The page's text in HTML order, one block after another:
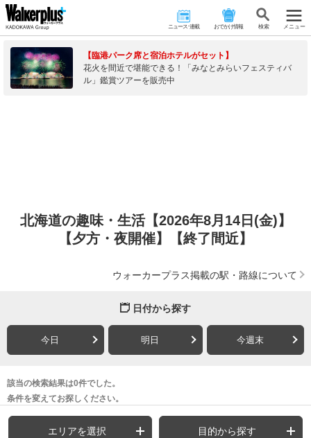
ニュース･連載 おでかけ情報 検 索 メニュー
【臨港パーク席と宿泊ホテルがセット】
花火を間近で堪能できる！「みなとみらいフェスティバ
ル」鑑賞ツアーを販売中
北海道の趣味・生活【2026年8月14日(金)】
【夕方・夜開催】【終了間近】
ウォーカープラス掲載の駅・路線について
日付から探す
今日 明日 今週末
該当の検索結果は0件でした。
条件を変えてお探しください。
エリアを選択 目的から探す